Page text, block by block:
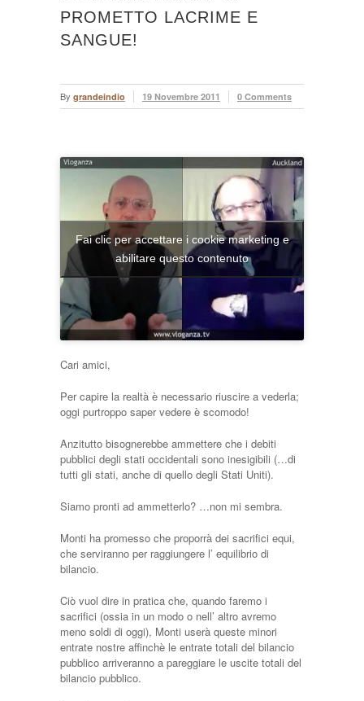
PROMETTO LACRIME E
SANGUE!
By grandeindio 19 Novembre 2011 0 Comments
Fai clic per accettare i cookie marketing e
abilitare questo contenuto
Cari amici,
Per capire la realtà è necessario riuscire a vederla;
oggi purtroppo saper vedere è scomodo!
Anzitutto bisognerebbe ammettere che i debiti
pubblici degli stati occidentali sono inesigibili (…di
tutti gli stati, anche di quello degli Stati Uniti).
Siamo pronti ad ammetterlo? …non mi sembra.
Monti ha promesso che proporrà dei sacrifici equi,
che serviranno per raggiungere l’ equilibrio di
bilancio.
Ciò vuol dire in pratica che, quando faremo i
sacrifici (ossia in un modo o nell’ altro avremo
meno soldi di oggi), Monti userà queste minori
entrate nostre affinchè le entrate totali del bilancio
pubblico arriveranno a pareggiare le uscite totali del
bilancio pubblico.